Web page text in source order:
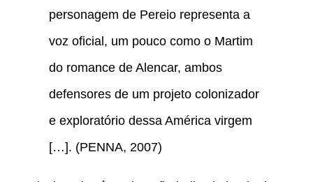
personagem de Pereio representa a
voz oficial, um pouco como o Martim
do romance de Alencar, ambos
defensores de um projeto colonizador
e exploratório dessa América virgem
[…]. (PENNA, 2007)